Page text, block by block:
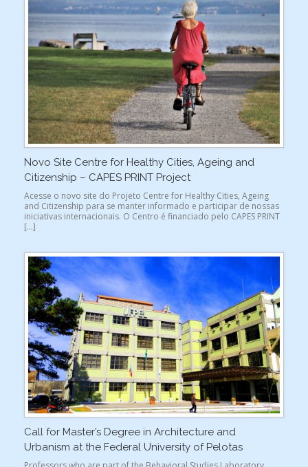
Novo Site Centre for Healthy Cities, Ageing and
Citizenship – CAPES PRINT Project
Acesse o novo site do Projeto Centre for Healthy Cities, Ageing
and Citizenship para se manter informado e participar de nossas
iniciativas internacionais. O Centro é financiado pelo CAPES PRINT
[…]
Call for Master’s Degree in Architecture and
Urbanism at the Federal University of Pelotas